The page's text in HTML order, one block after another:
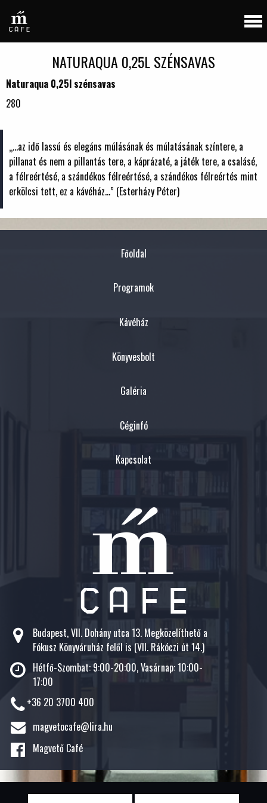
NATURAQUA 0,25L SZÉNSAVAS
Naturaqua 0,25l szénsavas
280
„...az idő lassú és elegáns múlásának és múlatásának színtere, a
pillanat és nem a pillantás tere, a káprázaté, a játék tere, a csalásé,
a félreértésé, a szándékos félreértésé, a szándékos félreértés mint
erkölcsi tett, ez a kávéház...” (Esterházy Péter)
Főoldal
Programok
Kávéház
Könyvesbolt
Galéria
Céginfó
Kapcsolat
Budapest, VII. Dohány utca 13. Megközelíthető a
Fókusz Könyváruház felől is (VII. Rákóczi út 14.)
Hétfő-Szombat: 9:00-20:00, Vasárnap: 10:00-
17:00
+36 20 3700 400
magvetocafe@lira.hu
Magvető Café